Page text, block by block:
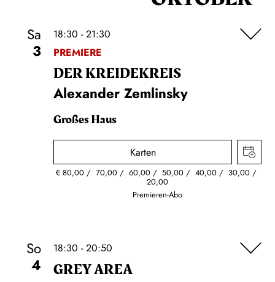
Sa
3
18:30 - 21:30
PREMIERE
DER KREIDE­KREIS
Alexander Zemlinsky
Großes Haus
Karten
€80,00 70,00 60,00 50,00 40,00 30,00
20,00
Premieren-Abo
So
4
18:30 - 20:50
GREY AREA